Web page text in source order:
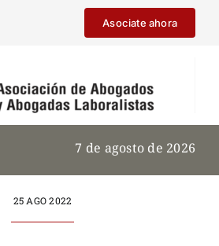
Asociate ahora
7 de agosto de 2026
25 AGO 2022